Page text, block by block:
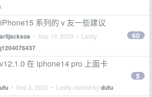
系列的 v 友一些建议
• Sep 10, 2023 • Lastly
60
在 iphone14 pro 上面卡
• Sep 3, 2023 • Lastly replied bydufu
5